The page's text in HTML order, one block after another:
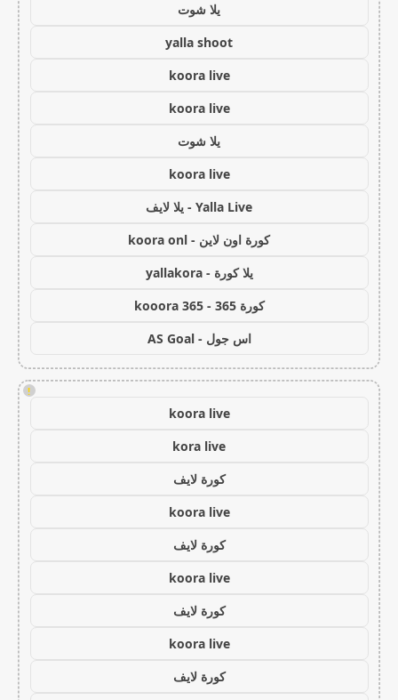
يلا شوت
yalla shoot
koora live
koora live
يلا شوت
koora live
Yalla Live - يلا لايف
كورة اون لاين - koora onl
يلا كورة - yallakora
كورة 365 - kooora 365
اس جول - AS Goal
!
koora live
kora live
كورة لايف
koora live
كورة لايف
koora live
كورة لايف
koora live
كورة لايف